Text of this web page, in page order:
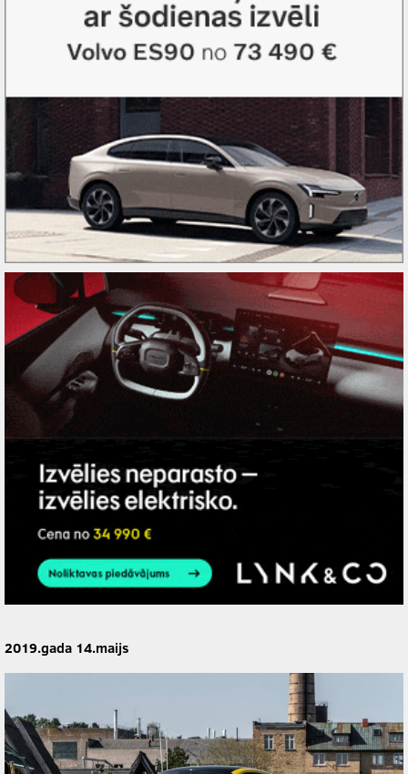
2019.gada 14.maijs